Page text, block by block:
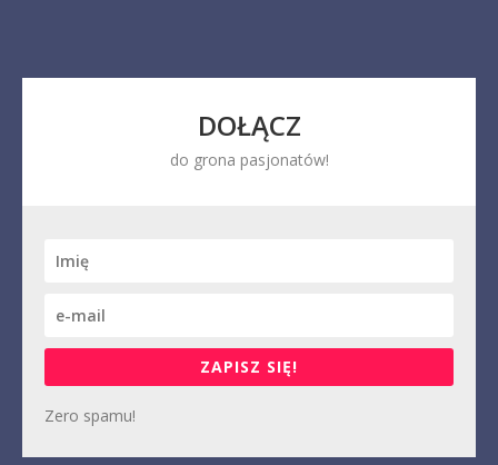
DOŁĄCZ
do grona pasjonatów!
ZAPISZ SIĘ!
Zero spamu!